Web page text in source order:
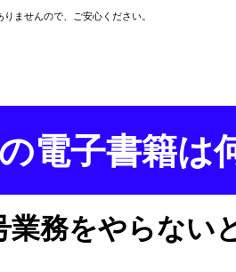
ませんので、ご安心ください。
電子書籍は
業務をやらな